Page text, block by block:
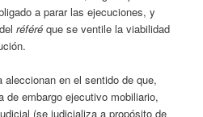
a parar las ejecuciones, y
référéque se ventile la viabilidad
en el sentido de que,
de embargo ejecutivo mobiliario,
(se judicializa a propósito de